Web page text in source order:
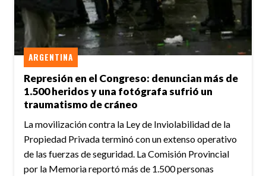
Represión en el Congreso: denuncian más de
1.500 heridos y una fotógrafa sufrió un
traumatismo de cráneo
ARGENTINA
La movilización contra la Ley de Inviolabilidad de la
Propiedad Privada terminó con un extenso operativo
de las fuerzas de seguridad. La Comisión Provincial
por la Memoria reportó más de 1.500 personas